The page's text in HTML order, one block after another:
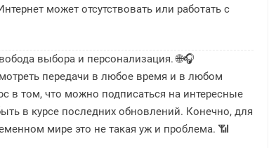
может отсутствовать или работать с
выбора и персонализация. 🌐🎧
передачи в любое время и в любом
в том, что можно подписаться на интересные
в курсе последних обновлений. Конечно, для
мире это не такая уж и проблема. 📶